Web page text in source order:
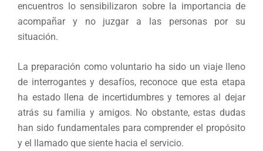
encuentros lo sensibilizaron sobre la importancia de
acompañar y no juzgar a las personas por su
situación.
La preparación como voluntario ha sido un viaje lleno
de interrogantes y desafíos, reconoce que esta etapa
ha estado llena de incertidumbres y temores al dejar
atrás su familia y amigos. No obstante, estas dudas
han sido fundamentales para comprender el propósito
y el llamado que siente hacia el servicio.